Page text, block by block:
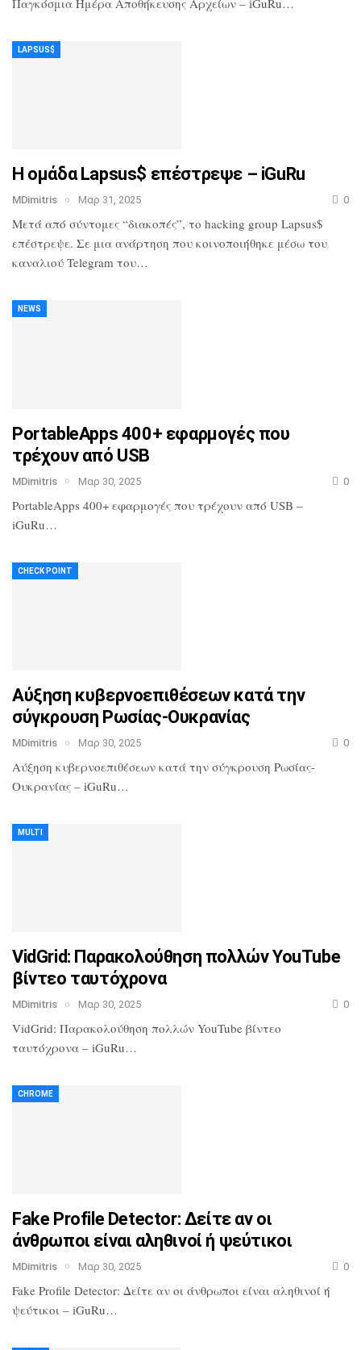
LAPSUS$
Η ομάδα Lapsus$ επέστρεψε – iGuRu
MDimitris Μαρ 31, 2025 0
Μετά από σύντομες “διακοπές”, το hacking group Lapsus$
επέστρεψε. Σε μια ανάρτηση που κοινοποιήθηκε μέσω του
καναλιού Telegram του…
NEWS
PortableApps 400+ εφαρμογές που
τρέχουν από USB
MDimitris Μαρ 30, 2025 0
PortableApps 400+ εφαρμογές που τρέχουν από USB –
iGuRu…
CHECK POINT
Αύξηση κυβερνοεπιθέσεων κατά την
σύγκρουση Ρωσίας-Ουκρανίας
MDimitris Μαρ 30, 2025 0
Αύξηση κυβερνοεπιθέσεων κατά την σύγκρουση Ρωσίας-
Ουκρανίας – iGuRu…
MULTI
VidGrid: Παρακολούθηση πολλών YouTube
βίντεο ταυτόχρονα
MDimitris Μαρ 30, 2025 0
VidGrid: Παρακολούθηση πολλών YouTube βίντεο
ταυτόχρονα – iGuRu…
CHROME
Fake Profile Detector: Δείτε αν οι
άνθρωποι είναι αληθινοί ή ψεύτικοι
MDimitris Μαρ 30, 2025 0
Fake Profile Detector: Δείτε αν οι άνθρωποι είναι αληθινοί ή
ψεύτικοι – iGuRu…